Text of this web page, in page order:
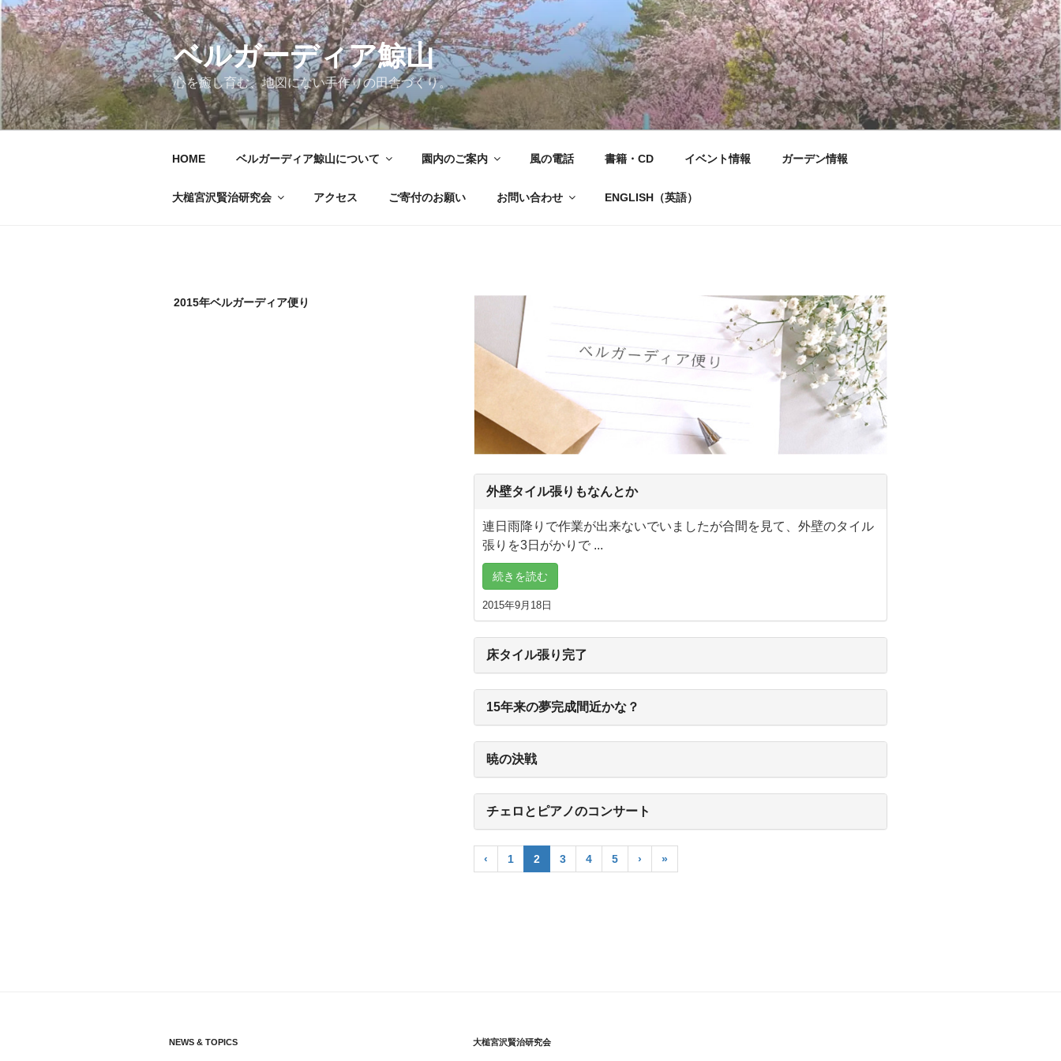
コ
ン
テ
ン
ツ
へ
ス
ベルガーディア鯨山
心を癒し育む、地図にない手作りの田舎づくり。
HOME ベルガーディア鯨山について 園内のご案内 風の電話 書籍・CD イベント情報 ガーデン情報
大槌宮沢賢治研究会 アクセス ご寄付のお願い お問い合わせ ENGLISH（英語）
2015年ベルガーディア便り
外壁タイル張りもなんとか
連日雨降りで作業が出来ないでいましたが合間を見て、外壁のタイル
張りを3日がかりで ...
続きを読む
2015年9月18日
床タイル張り完了
15年来の夢完成間近かな？
暁の決戦
チェロとピアノのコンサート
‹ 1 2 3 4 5 › »
NEWS & TOPICS 大槌宮沢賢治研究会